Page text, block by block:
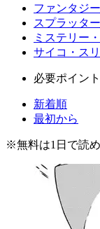
ファンタジー
スプラッター
ミステリー
サイコ・ス
必要ポイント
新着順
最初から
※無料は1日で読